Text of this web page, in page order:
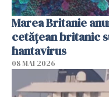
Marea Britanie
cetăţean britanic
hantavirus
08 MAI 2026